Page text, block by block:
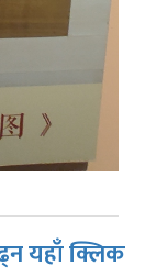
यहाँ क्लिक